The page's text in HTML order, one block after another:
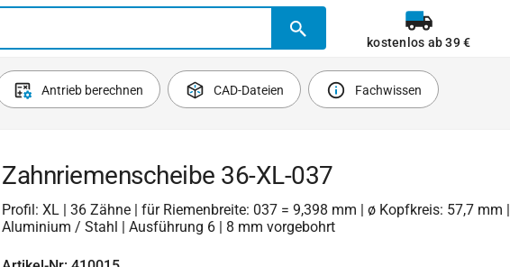
kostenlos ab 39 €
Antrieb berechnen CAD-Dateien Fachwissen
Zahnriemenscheibe 36-XL-037
Profil: XL | 36 Zähne | für Riemenbreite: 037 = 9,398 mm | ø Kopfkreis: 57,7 mm |
Aluminium / Stahl | Ausführung 6 | 8 mm vorgebohrt